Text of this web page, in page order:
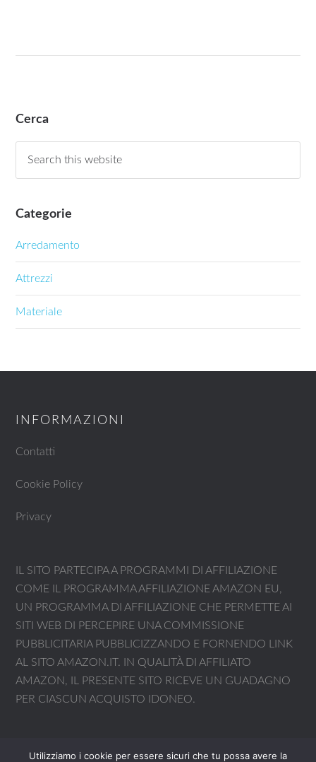
Cerca
Categorie
Arredamento
Attrezzi
Materiale
INFORMAZIONI
Contatti
Cookie Policy
Privacy
IL SITO PARTECIPA A PROGRAMMI DI AFFILIAZIONE
COME IL PROGRAMMA AFFILIAZIONE AMAZON EU,
UN PROGRAMMA DI AFFILIAZIONE CHE PERMETTE AI
SITI WEB DI PERCEPIRE UNA COMMISSIONE
PUBBLICITARIA PUBBLICIZZANDO E FORNENDO LINK
AL SITO AMAZON.IT. IN QUALITÀ DI AFFILIATO
AMAZON, IL PRESENTE SITO RICEVE UN GUADAGNO
PER CIASCUN ACQUISTO IDONEO.
Il sito partecipa a programmi di affiliazione come il Programma Affiliazione
Utilizziamo i cookie per essere sicuri che tu possa avere la